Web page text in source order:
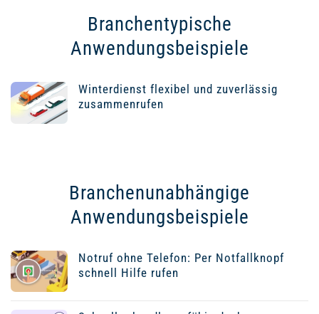
Branchentypische
Anwendungsbeispiele
Winterdienst flexibel und zuverlässig
zusammenrufen
Branchenunabhängige
Anwendungsbeispiele
Notruf ohne Telefon: Per Notfallknopf
schnell Hilfe rufen